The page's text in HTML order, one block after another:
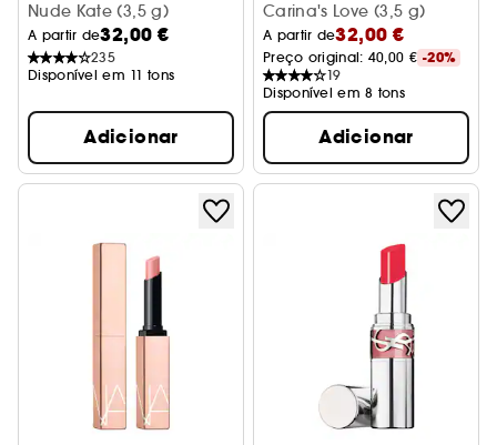
Nude Kate (3,5 g)
A partir de32,00 €
235
Disponível em 11 tons
Adicionar
Carina's Love (3,5 g)
A partir de32,00 €
Preço original: 40,00 € -20%
19
Disponível em 8 tons
Adicionar